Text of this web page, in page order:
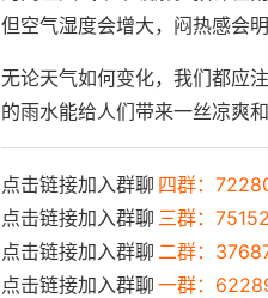
但空气湿度会增大，闷热感会明
无论天气如何变化，我们都应
的雨水能给人们带来一丝凉爽和
点击链接加入群聊 四群：
点击链接加入群聊 三群：
点击链接加入群聊 二群：
点击链接加入群聊 一群：